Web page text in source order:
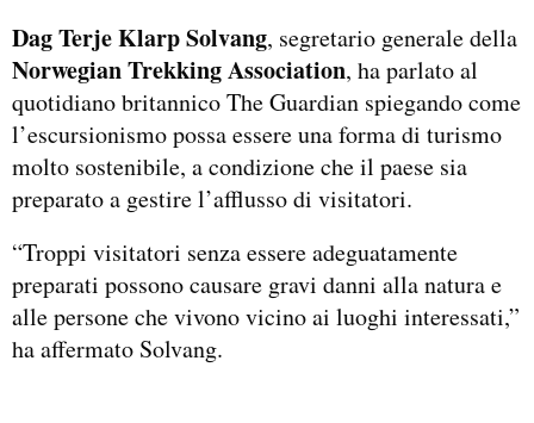
Dag Terje Klarp Solvang, segretario generale della
Norwegian Trekking Association, ha parlato al
quotidiano britannico The Guardian spiegando come
l’escursionismo possa essere una forma di turismo
molto sostenibile, a condizione che il paese sia
preparato a gestire l’afflusso di visitatori.
“Troppi visitatori senza essere adeguatamente
preparati possono causare gravi danni alla natura e
alle persone che vivono vicino ai luoghi interessati,”
ha affermato Solvang.